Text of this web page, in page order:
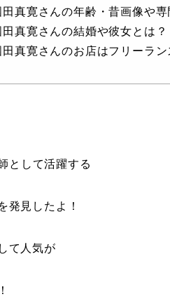
真寛さんの年齢・昔画像や専
真寛さんの結婚や彼女とは？
真寛さんのお店はフリーラン
として活躍する
発見したよ！
て人気が